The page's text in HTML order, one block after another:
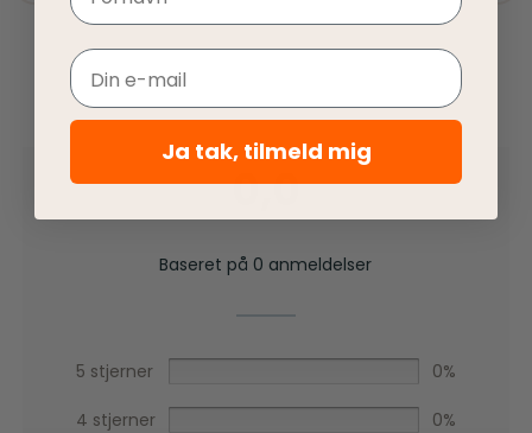
0,0
Baseret på 0 anmeldelser
5 stjerner 0%
4 stjerner 0%
Email
Ja tak, tilmeld mig